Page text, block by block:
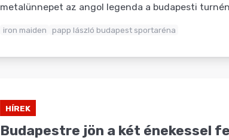
metalünnepet az angol legenda a budapesti
iron maiden papp lászló budapest sportaréna
HÍREK
Budapestre jön a két énekessel